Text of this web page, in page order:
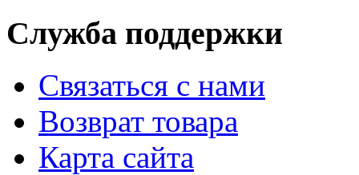
Служба поддержки
Связаться с нами
Возврат товара
Карта сайта